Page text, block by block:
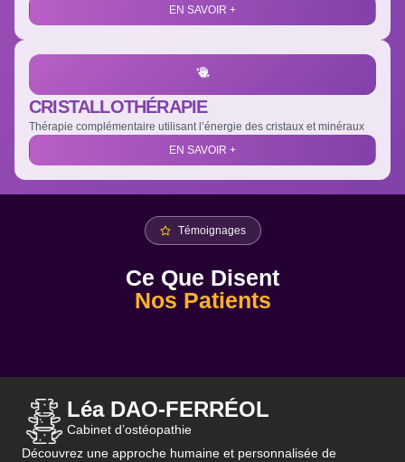
EN SAVOIR +
CRISTALLOTHÉRAPIE
Thérapie complémentaire utilisant l’énergie des cristaux et minéraux
EN SAVOIR +
Témoignages
Ce Que Disent
Nos Patients
Léa DAO-FERRÉOL
Cabinet d’ostéopathie
Découvrez une approche humaine et personnalisée de